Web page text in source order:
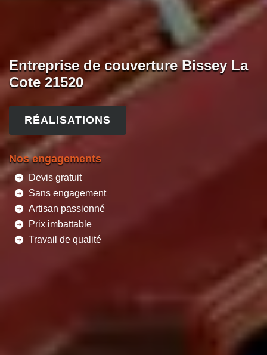
Entreprise de couverture Bissey La
Cote 21520
RÉALISATIONS
Nos engagements
Devis gratuit
Sans engagement
Artisan passionné
Prix imbattable
Travail de qualité